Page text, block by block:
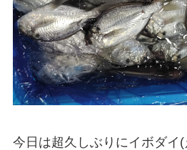
今日は超久しぶりにイボダイ